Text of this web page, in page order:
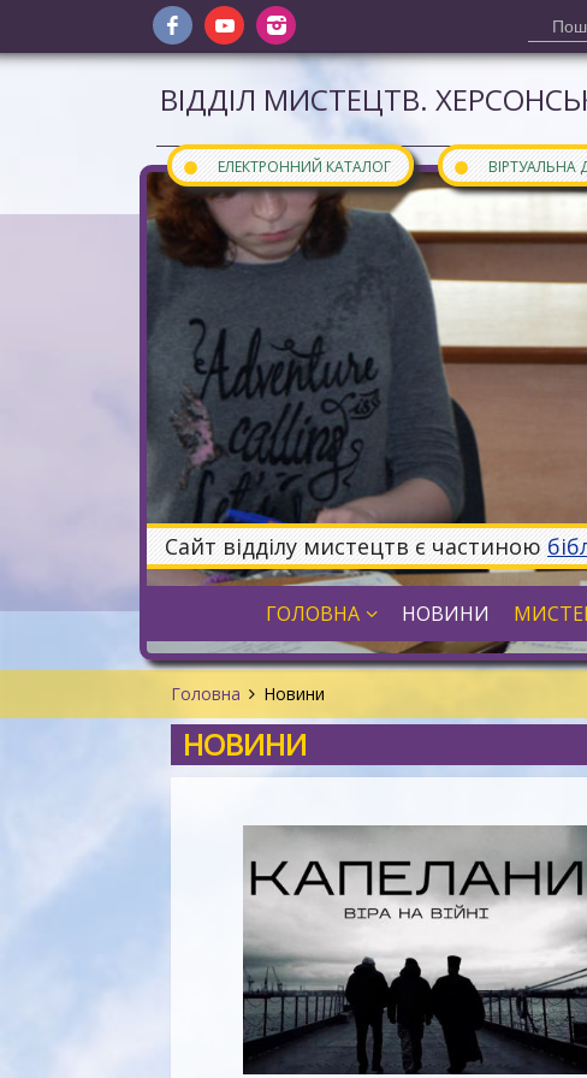
ВІДДІЛ МИСТЕЦТВ.
● ЕЛЕКТРОННИЙ КАТАЛОГ ● ВІРТУАЛЬНА
Сайт відділу мистецтв є частиною
ГОЛОВНА НОВИНИ
Головна Новини
НОВИНИ